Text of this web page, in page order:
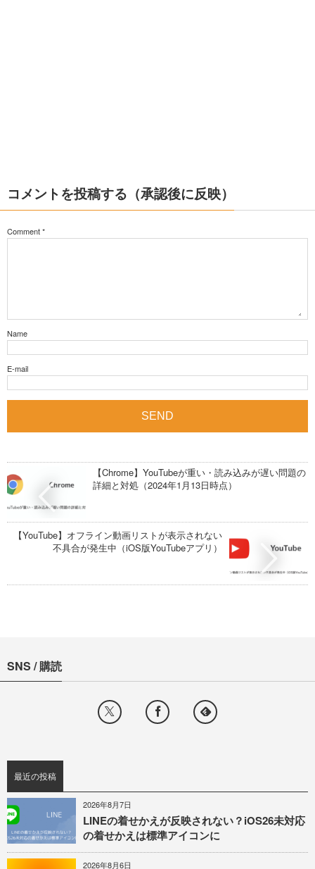
コメントを投稿する（承認後に反映）
Comment*
Name
E-mail
【Chrome】YouTubeが重い・読み込みが遅い問題の
詳細と対処（2024年1月13日時点）
【YouTube】オフライン動画リストが表示されない
不具合が発生中（iOS版YouTubeアプリ）
SNS / 購読
最近の投稿
2026年8月7日
LINEの着せかえが反映されない？iOS26未対応
の着せかえは標準アイコンに
2026年8月6日